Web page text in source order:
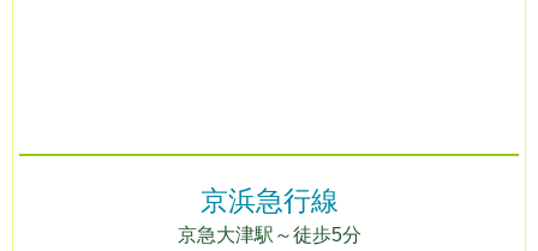
京浜急行線
京急大津駅 ～徒歩5分